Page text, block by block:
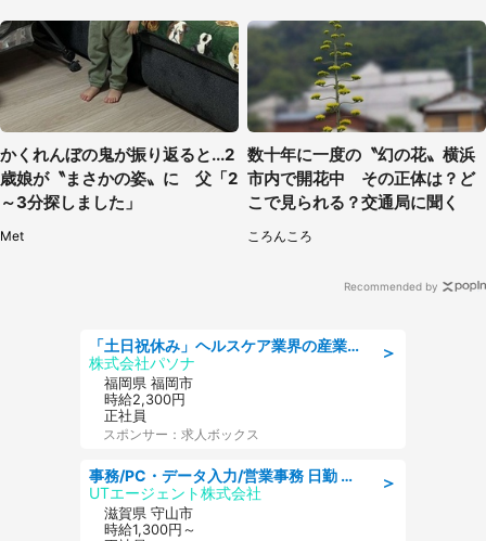
かくれんぼの鬼が振り返ると...2
歳娘が〝まさかの姿〟に 父「2
～3分探しました」
Met
数十年に一度の〝幻の花〟横浜
市内で開花中 その正体は？ど
こで見られる？交通局に聞く
ころんころ
Recommended by
＞
「土日祝休み」ヘルスケア業界の産業保健師/高時給/未経験OK/要資格:保健師、正看護師
株式会社パソナ
福岡県 福岡市
時給2,300円
正社員
スポンサー：求人ボックス
＞
事務/PC・データ入力/営業事務 日勤 土日休み 船舶用のエンジンを扱う会社 総合事務
UTエージェント株式会社
滋賀県 守山市
時給1,300円～